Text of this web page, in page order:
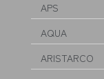
APS
AQUA
ARISTARCO